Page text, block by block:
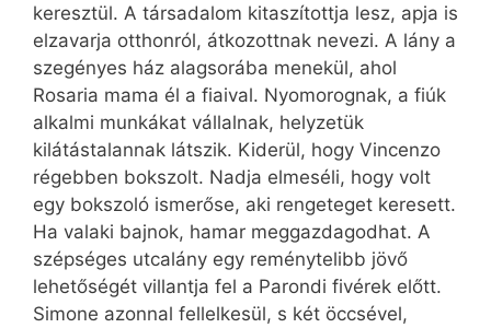
keresztül. A társadalom kitaszítottja lesz, apja is
elzavarja otthonról, átkozottnak nevezi. A lány a
szegényes ház alagsorába menekül, ahol
Rosaria mama él a fiaival. Nyomorognak, a fiúk
alkalmi munkákat vállalnak, helyzetük
kilátástalannak látszik. Kiderül, hogy Vincenzo
régebben bokszolt. Nadja elmeséli, hogy volt
egy bokszoló ismerőse, aki rengeteget keresett.
Ha valaki bajnok, hamar meggazdagodhat. A
szépséges utcalány egy reménytelibb jövő
lehetőségét villantja fel a Parondi fivérek előtt.
Simone azonnal fellelkesül, s két öccsével,